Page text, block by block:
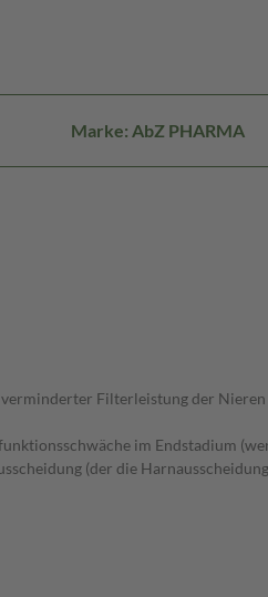
Marke: AbZ PHARMA
Filterleistung der
im Endstadium
(der die